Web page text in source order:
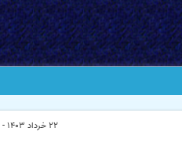
۲۲ خرداد ۱۴۰۳ - ۱۲:۵۳